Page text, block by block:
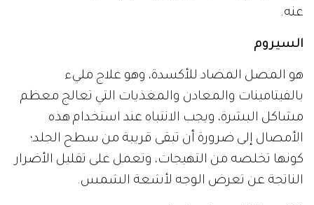
عنه.
السيروم
هو المصل المضاد للأكسدة، وهو علاج مليء
بالفيتامينات والمعادن والمغذيات التي تعالج معظم
مشاكل البشرة، ويجب الانتباه عند استخدام هذه
الأمصال إلى ضرورة أن تبقى قريبة من سطح الجلد؛
كونها تخلصه من التهيجات، وتعمل على تقليل الأضرار
الناتجة عن تعرض الوجه لأشعة الشمس.